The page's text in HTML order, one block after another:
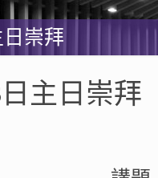
日崇拜
主日崇拜